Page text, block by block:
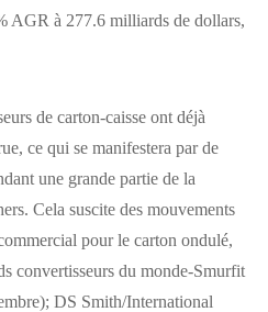
AGR à 277.6 milliards de dollars,
de carton-caisse ont déjà
ce qui se manifestera par de
une grande partie de la
Cela suscite des mouvements
pour le carton ondulé,
convertisseurs du monde-Smurfit
DS Smith/International